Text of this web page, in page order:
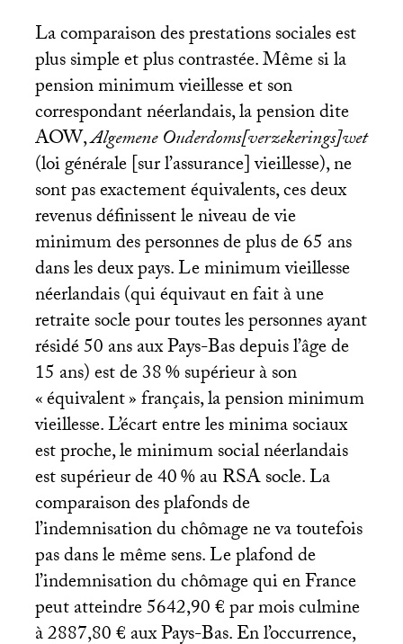
La comparaison des prestations sociales est
plus simple et plus contrastée. Même si la
pension minimum vieillesse et son
correspondant néerlandais, la pension dite
AOW,Algemene Ouderdoms[verzekerings]wet
(loi générale [sur l’assurance] vieillesse), ne
sont pas exactement équivalents, ces deux
revenus définissent le niveau de vie
minimum des personnes de plus de 65 ans
dans les deux pays. Le minimum vieillesse
néerlandais (qui équivaut en fait à une
retraite socle pour toutes les personnes ayant
résidé 50 ans aux Pays-Bas depuis l’âge de
15 ans) est de 38% supérieur à son
«équivalent» français, la pension minimum
vieillesse. L’écart entre les minima sociaux
est proche, le minimum social néerlandais
est supérieur de 40% auRSAsocle. La
comparaison des plafonds de
l’indemnisation du chômage ne va toutefois
pas dans le même sens. Le plafond de
l’indemnisation du chômage qui en France
peut atteindre 5642,90 € par mois culmine
à 2887,80 € aux Pays-Bas. En l’occurrence,